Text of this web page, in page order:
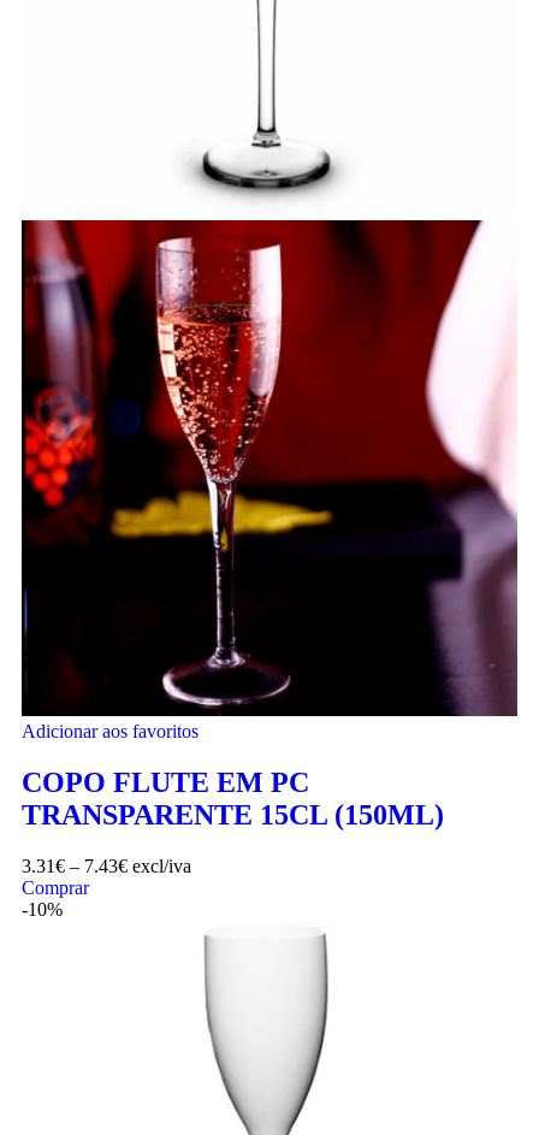
Adicionar aos favoritos
COPO FLUTE EM PC
TRANSPARENTE 15CL (150ML)
3.31€ – 7.43€ excl/iva
Comprar
-10%